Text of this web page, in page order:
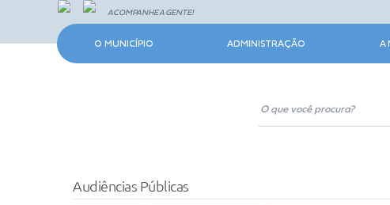
ACOMPANHE A GENTE!
O MUNICÍPIO ADMINISTRAÇÃO A
Audiências Públicas